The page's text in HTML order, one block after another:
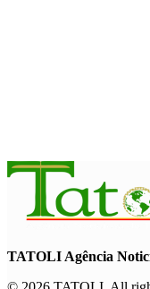
TATOLI Agência